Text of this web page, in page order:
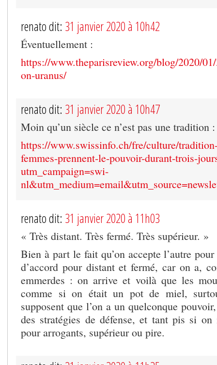
renato dit: 31 janvier 2020 à 10h42
Éventuellement :
https://www.theparisreview.org/blog/2020/
on-uranus/
renato dit: 31 janvier 2020 à 10h47
Moin qu’un siècle ce n’est pas une tradition :
https://www.swissinfo.ch/fre/culture/
femmes-prennent-le-pouvoir-durant-trois-
utm_campaign=swi-
renato dit: 31 janvier 2020 à 11h03
« Très distant. Très fermé. Très supérieur. »
Bien à part le fait qu’on accepte l’autre
d’accord pour distant et fermé, car on a,
emmerdes : on arrive et voilà que les
comme si on était un pot de miel,
supposent que l’on a un quelconque
des stratégies de défense, et tant pis si
pour arrogants, supérieur ou pire.